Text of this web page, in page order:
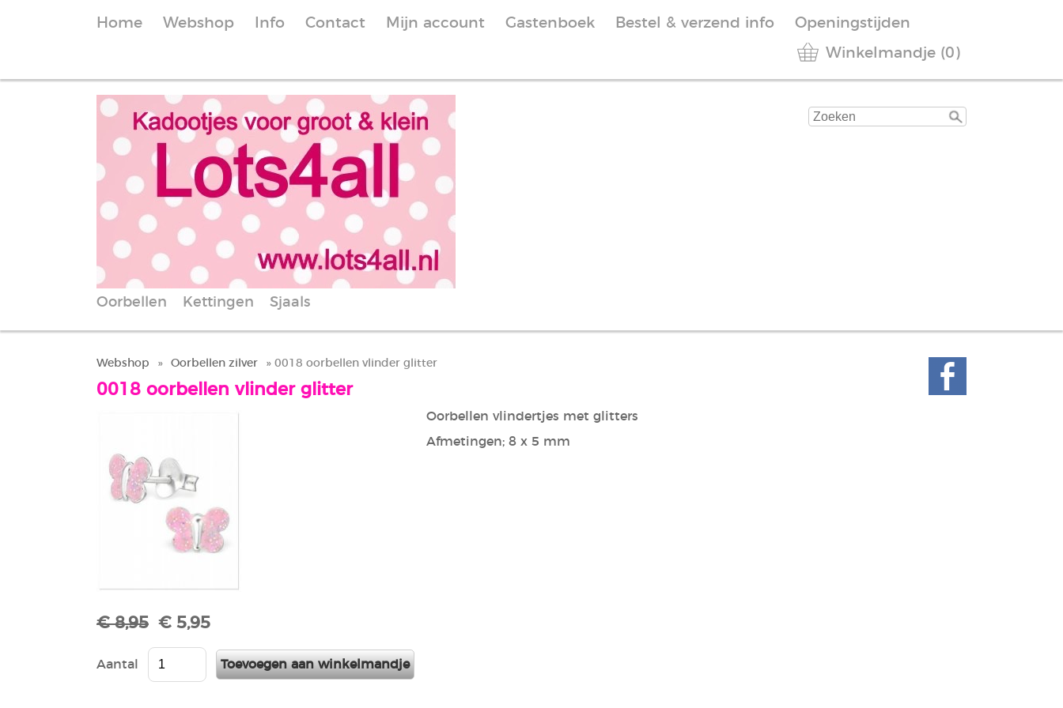
Home Webshop Info Contact Mijn account Gastenboek Bestel & verzend info Openingstijden
Winkelmandje (0)
Oorbellen Kettingen Sjaals
Webshop » Oorbellen zilver » 0018 oorbellen vlinder glitter
0018 oorbellen vlinder glitter
Oorbellen vlindertjes met glitters
Afmetingen; 8 x 5 mm
€ 8,95 € 5,95
Aantal